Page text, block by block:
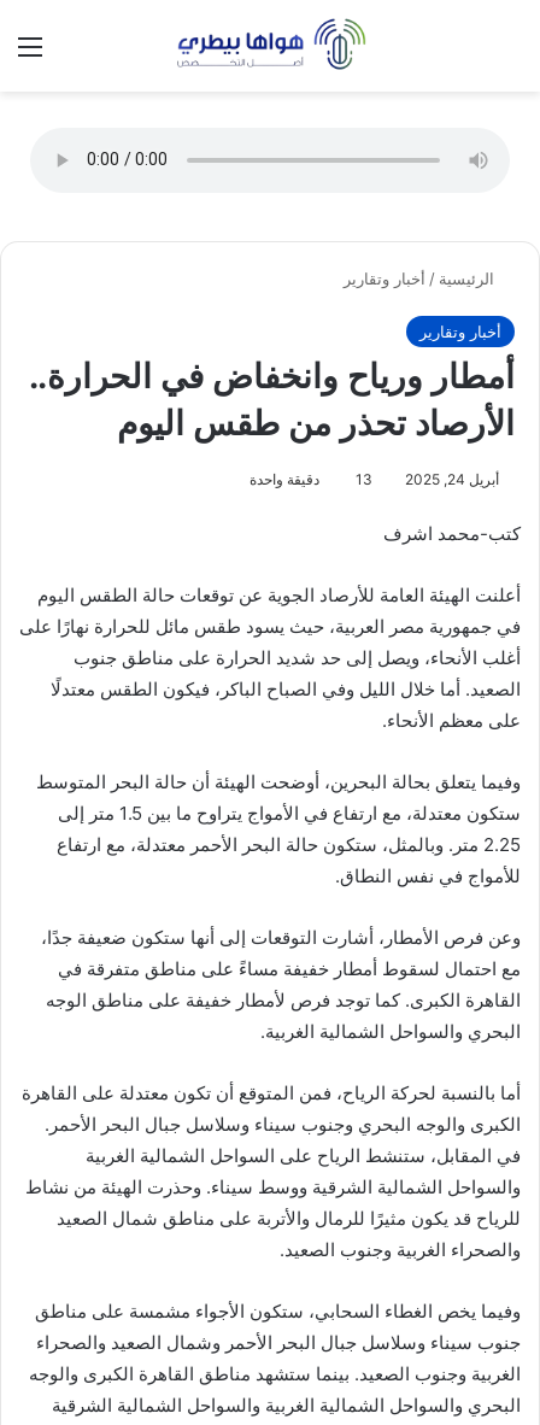
الوضع
الرئيسية / أخبار وتقارير
أخبار وتقارير
أمطار ورياح وانخفاض في الحرارة..
الأرصاد تحذر من طقس اليوم
أبريل 24, 2025 13 دقيقة واحدة
كتب-محمد اشرف
أعلنت الهيئة العامة للأرصاد الجوية عن توقعات حالة الطقس اليوم
في جمهورية مصر العربية، حيث يسود طقس مائل للحرارة نهارًا على
أغلب الأنحاء، ويصل إلى حد شديد الحرارة على مناطق جنوب
الصعيد. أما خلال الليل وفي الصباح الباكر، فيكون الطقس معتدلًا
على معظم الأنحاء.
وفيما يتعلق بحالة البحرين، أوضحت الهيئة أن حالة البحر المتوسط
ستكون معتدلة، مع ارتفاع في الأمواج يتراوح ما بين 1.5 متر إلى
2.25 متر. وبالمثل، ستكون حالة البحر الأحمر معتدلة، مع ارتفاع
للأمواج في نفس النطاق.
وعن فرص الأمطار، أشارت التوقعات إلى أنها ستكون ضعيفة جدًا،
مع احتمال لسقوط أمطار خفيفة مساءً على مناطق متفرقة في
القاهرة الكبرى. كما توجد فرص لأمطار خفيفة على مناطق الوجه
البحري والسواحل الشمالية الغربية.
أما بالنسبة لحركة الرياح، فمن المتوقع أن تكون معتدلة على القاهرة
الكبرى والوجه البحري وجنوب سيناء وسلاسل جبال البحر الأحمر.
في المقابل، ستنشط الرياح على السواحل الشمالية الغربية
والسواحل الشمالية الشرقية ووسط سيناء. وحذرت الهيئة من نشاط
للرياح قد يكون مثيرًا للرمال والأتربة على مناطق شمال الصعيد
والصحراء الغربية وجنوب الصعيد.
وفيما يخص الغطاء السحابي، ستكون الأجواء مشمسة على مناطق
جنوب سيناء وسلاسل جبال البحر الأحمر وشمال الصعيد والصحراء
الغربية وجنوب الصعيد. بينما ستشهد مناطق القاهرة الكبرى والوجه
البحري والسواحل الشمالية الغربية والسواحل الشمالية الشرقية